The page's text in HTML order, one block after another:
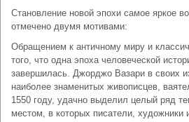
Становление новой эпохи самое яркое
отмечено двумя мотивами:
Обращением к античному миру и
того, что одна эпоха человеческой
завершилась. Джорджо Вазари в своих
наиболее знаменитых живописцев,
1550 году, удачно выделил целый ряд
местом, в которых писатели, художники